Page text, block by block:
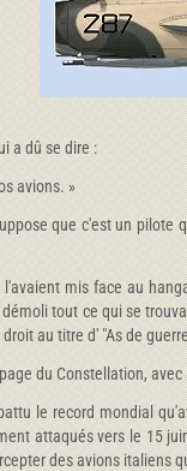
a dû se dire :
avions. »
que c'est un
mis face au
tout ce qui se
au titre d' "As de
du Constellation,
le record mondial
attaqués vers le 15
des avions italiens